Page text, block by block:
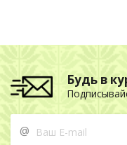
Будь в
@